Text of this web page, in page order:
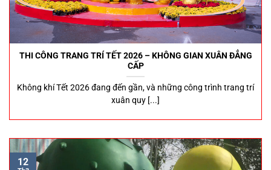
THI CÔNG TRANG TRÍ TẾT 2026 – KHÔNG GIAN XUÂN ĐẲNG
CẤP
Không khí Tết 2026 đang đến gần, và những công trình trang trí
xuân quy [...]
12